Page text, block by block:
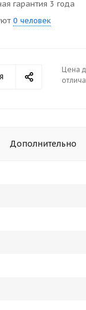
гарантия 3 года
0 человек
Цена
Дополнительно